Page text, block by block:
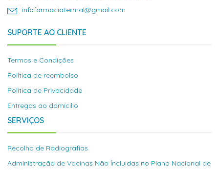
infofarmaciatermal@gmail.com
SUPORTE AO CLIENTE
Termos e Condições
Politica de reembolso
Política de Privacidade
Entregas ao domícilio
SERVIÇOS
Recolha de Radiografias
Administração de Vacinas Não Íncluidas no Plano Nacional de